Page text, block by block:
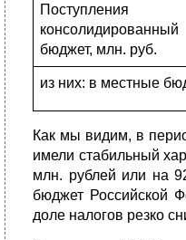
консолидированный
бюджет, млн. руб.
из них: в местные
Как мы видим, в
имели стабильный
млн. рублей или на
бюджет Российской
доле налогов резко